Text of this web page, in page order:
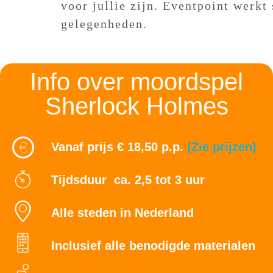
voor jullie zijn. Eventpoint werkt
gelegenheden.
Info over moordspel
Sherlock Holmes
Vanaf prijs € 18,50 p.p. (Zie prijzen)
Tijdsduur ca. 2,5 tot 3 uur
Alle steden in Nederland
Inclusief alle benodigde materialen